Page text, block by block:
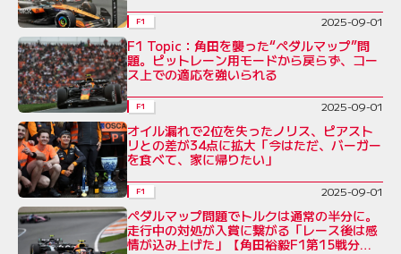
F1 2025-09-01
F1 Topic：角田を襲った“ペダルマップ”問
題。ピットレーン用モードから戻らず、コー
ス上での適応を強いられる
F1 2025-09-01
オイル漏れで2位を失ったノリス、ピアスト
リとの差が34点に拡大「今はただ、バーガー
を食べて、家に帰りたい」
F1 2025-09-01
ペダルマップ問題でトルクは通常の半分に。
走行中の対処が入賞に繋がる「レース後は感
情が込み上げた」【角田裕毅F1第15戦分